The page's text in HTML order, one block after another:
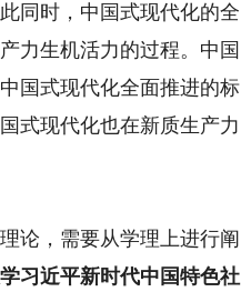
同时，中国式现代化的全
力生机活力的过程。中国
国式现代化全面推进的标
式现代化也在新质生产力
论，需要从学理上进行阐
习近平新时代中国特色社